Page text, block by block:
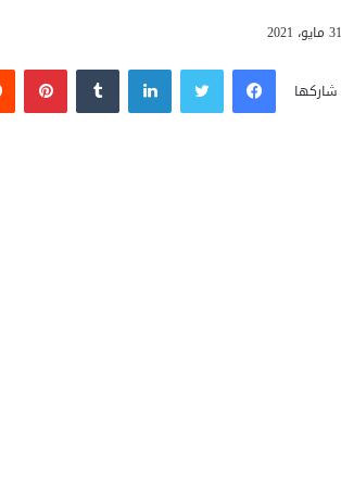
31 مايو، 2021
شاركها
فيسبوك لينكدإن بينتيريست